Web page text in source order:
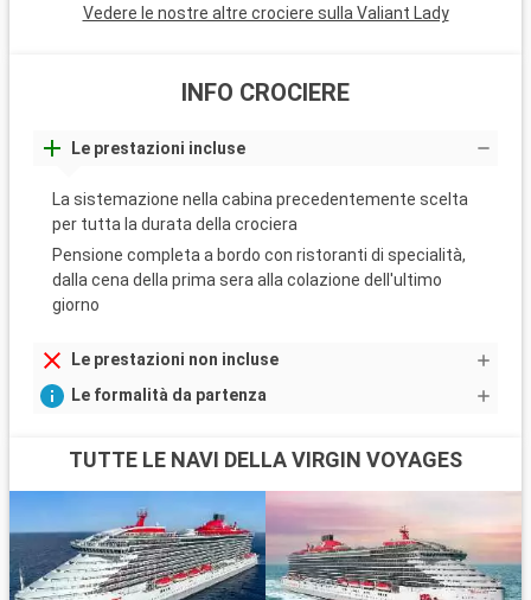
Vedere le nostre altre crociere sulla Valiant Lady
INFO CROCIERE
Le prestazioni incluse
La sistemazione nella cabina precedentemente scelta
per tutta la durata della crociera
Pensione completa a bordo con ristoranti di specialità,
dalla cena della prima sera alla colazione dell'ultimo
giorno
Le prestazioni non incluse
Le formalità da partenza
TUTTE LE NAVI DELLA VIRGIN VOYAGES